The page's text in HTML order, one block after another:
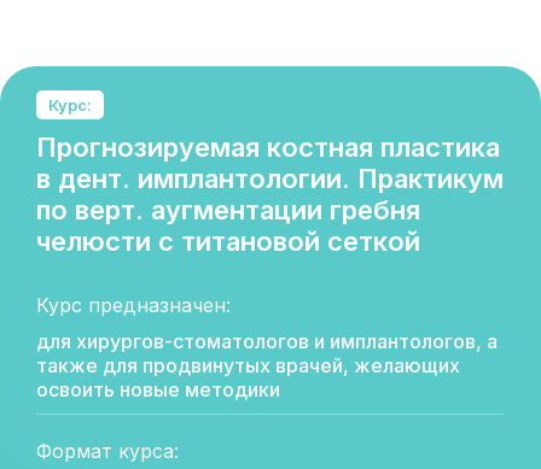
Курс:
Прогнозируемая костная пластика
в дент. имплантологии. Практикум
по верт. аугментации гребня
челюсти с титановой сеткой
Курс предназначен:
для хирургов-стоматологов и имплантологов, а
также для продвинутых врачей, желающих
освоить новые методики
Формат курса: